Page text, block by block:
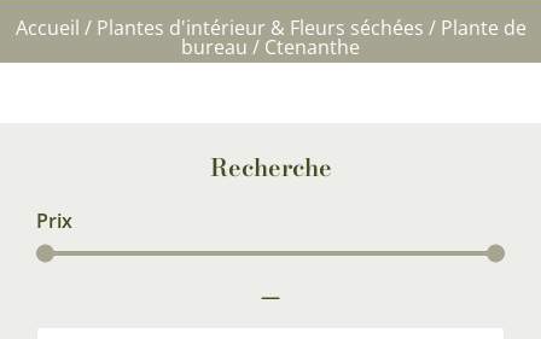
Accueil / Plantes d'intérieur & Fleurs séchées / Plante de
bureau / Ctenanthe
Recherche
Prix
—